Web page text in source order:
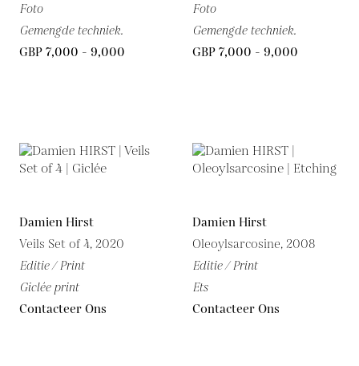
Foto
Gemengde techniek.
GBP 7,000 - 9,000
Foto
Gemengde techniek.
GBP 7,000 - 9,000
Damien Hirst
Veils Set of 4, 2020
Editie / Print
Giclée print
Contacteer Ons
Damien Hirst
Oleoylsarcosine, 2008
Editie / Print
Ets
Contacteer Ons